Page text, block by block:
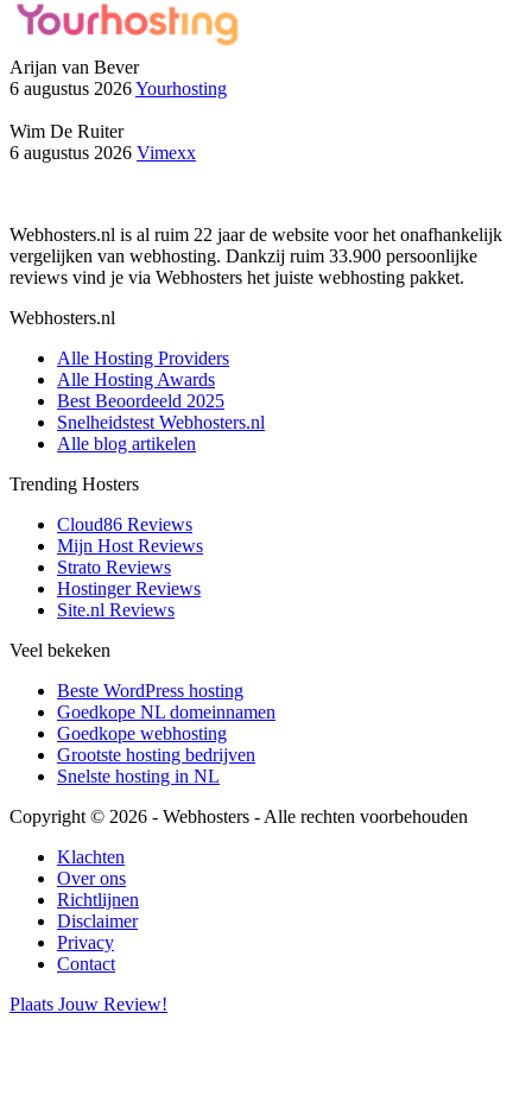
Arijan van Bever
6 augustus 2026Yourhosting
Wim De Ruiter
6 augustus 2026 Vimexx
Webhosters.nl is al ruim 22 jaar de website voor het onafhankelijk
vergelijken van webhosting. Dankzij ruim 33.900 persoonlijke
reviews vind je via Webhosters het juiste webhosting pakket.
Webhosters.nl
Alle Hosting Providers
Alle Hosting Awards
Best Beoordeeld 2025
Snelheidstest Webhosters.nl
Alle blog artikelen
Trending Hosters
Cloud86 Reviews
Mijn Host Reviews
Strato Reviews
Hostinger Reviews
Site.nl Reviews
Veel bekeken
Beste WordPress hosting
Goedkope NL domeinnamen
Goedkope webhosting
Grootste hosting bedrijven
Snelste hosting in NL
Copyright © 2026 - Webhosters - Alle rechten voorbehouden
Klachten
Over ons
Richtlijnen
Disclaimer
Privacy
Contact
Plaats Jouw Review!